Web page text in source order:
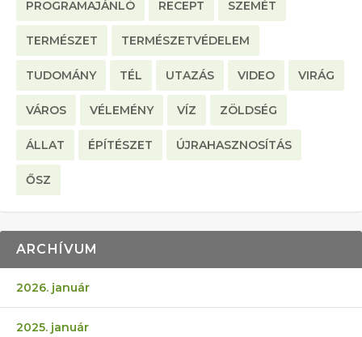
PROGRAMAJÁNLÓ RECEPT SZEMÉT
TERMÉSZET TERMÉSZETVÉDELEM
TUDOMÁNY TÉL UTAZÁS VIDEO VIRÁG
VÁROS VÉLEMÉNY VÍZ ZÖLDSÉG
ÁLLAT ÉPÍTÉSZET ÚJRAHASZNOSÍTÁS
ŐSZ
ARCHÍVUM
2026. január
2025. január